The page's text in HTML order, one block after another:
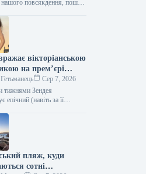
повсякдення, пошук
необхідність.…
вікторіанською
на прем’єрі
павука” Сер 7, 2026
тижнями Зендея
епічний (навіть за її
червону доріжку. Перед
затвердити…
пляж, куди
сотні